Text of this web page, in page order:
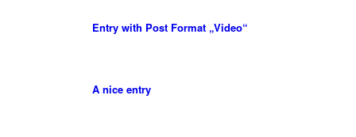
Entry with Post Format „Video“
A nice entry